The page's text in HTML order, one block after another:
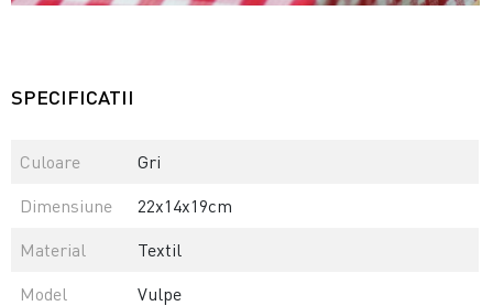
SPECIFICATII
Culoare
Gri
Dimensiune
22x14x19cm
Material
Textil
Model
Vulpe